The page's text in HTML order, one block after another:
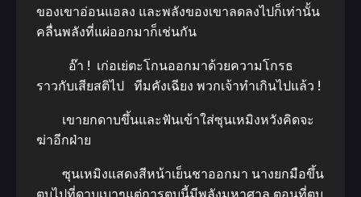
ของเขาอ่อนแอลง และพลังของเขาลดลงไปก็เท่านั้น
คลื่นพลังที่แผ่ออกมาก็เช่นกัน
อ๊า ! เก่อเย่ตะโกนออกมาด้วยความโกรธ
ราวกับเสียสติไป ทีมคังเฉียง พวกเจ้าทำเกินไปแล้ว !
เขายกดาบขึ้นและฟันเข้าใส่ซุนเหมิงหวังคิดจะ
ฆ่าอีกฝ่าย
ซุนเหมิงแสดงสีหน้าเย็นชาออกมา นางยกมือขึ้น